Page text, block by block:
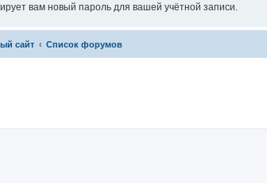
вам новый пароль для вашей учётной записи.
сайт Список форумов